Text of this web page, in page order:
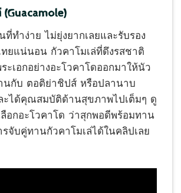
ที่ทำง่าย ไม่ยุ่งยากเลยและรับรอง
ยแน่นอน กัวคาโมเล่ที่ดึงรสชาติ
ะเอกอย่างอะโวคาโดออกมาให้นัว
นกับ ตอติย่าชิปส์ หรือปลานาบ
ะได้คุณสมบัติด้านสุขภาพไปเต็มๆ ดู
อกอะโวคาโด ว่าสุกพอดีพร้อมทาน
จับคู่ทานกัวคาโมเล่ได้ในคลิปเลย